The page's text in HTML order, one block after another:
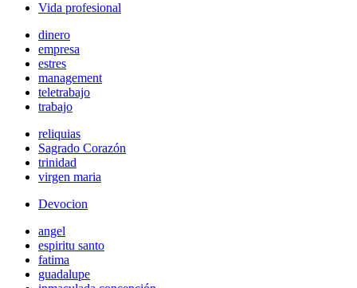
Vida profesional
dinero
empresa
estres
management
teletrabajo
trabajo
reliquias
Sagrado Corazón
trinidad
virgen maria
Devocion
angel
espiritu santo
fatima
guadalupe